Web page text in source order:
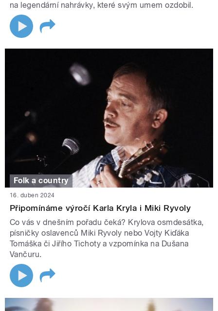
na legendární nahrávky, které svým umem ozdobil.
Folk a country
16. duben 2024
Připomínáme výročí Karla Kryla i Miki Ryvoly
Co vás v dnešním pořadu čeká? Krylova osmdesátka,
písničky oslavenců Miki Ryvoly nebo Vojty Kiďáka
Tomáška či Jiřího Tichoty a vzpomínka na Dušana
Vančuru.